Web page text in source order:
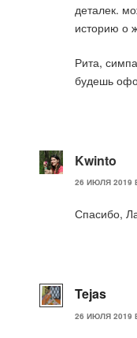
деталек.
историю о
Рита,
будешь
Kwinto
26 ИЮЛЯ 2019
Спасибо,
Tejas
26 ИЮЛЯ 2019